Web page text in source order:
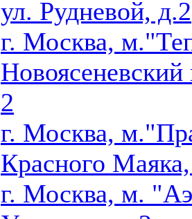
ул. Рудневой, д.2
г. Москва,
Новоясеневский
2
г. Москва,
Красного
г. Москва, м.